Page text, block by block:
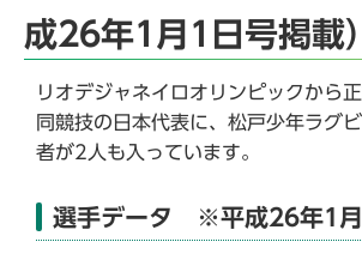
成26年1月1日号掲載）
リオデジャネイロオリンピックから
同競技の日本代表に、松戸少年ラグ
者が2人も入っています。
選手データ ※平成26年1